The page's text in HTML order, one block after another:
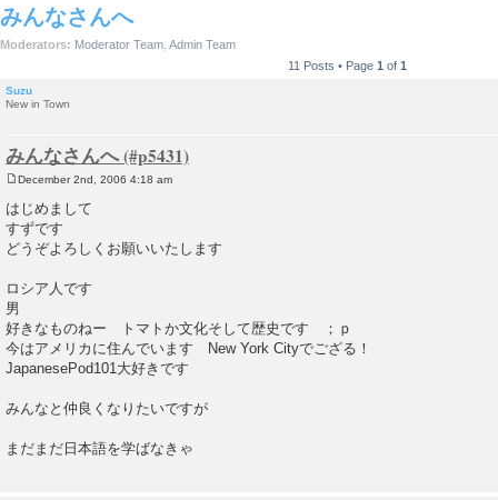
みんなさんへ
Moderators: Moderator Team Admin Team
11 Posts • Page 1 of 1
Suzu
New in Town
みんなさんへ
o
s
t
December 2nd, 2006 4:18 am
はじめまして
すずです
どうぞよろしくお願いいたします
ロシア人です
男
好きなものねー トマトか文化そして歴史です ；ｐ
今はアメリカに住んでいます New York Cityでござる！
JapanesePod101大好きです
みんなと仲良くなりたいですが
まだまだ日本語を学ばなきゃ